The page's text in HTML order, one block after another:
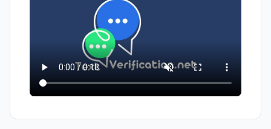
Для критически важных действий лучше
использовать платный выделенный